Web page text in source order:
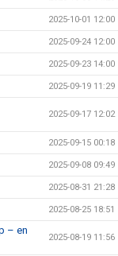
2025-10-01 12:00
2025-09-24 12:00
2025-09-23 14:00
2025-09-19 11:29
2025-09-17 12:02
2025-09-15 00:18
2025-09-08 09:49
2025-08-31 21:28
2025-08-25 18:51
– en
2025-08-19 11:56